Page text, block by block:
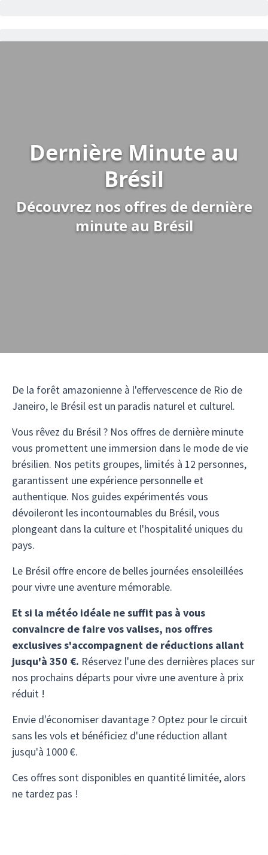
Dernière Minute au
Brésil
Découvrez nos offres de dernière
minute au Brésil
De la forêt amazonienne à l'effervescence de Rio de
Janeiro, le Brésil est un paradis naturel et culturel.
Vous rêvez du Brésil ? Nos offres de dernière minute
vous promettent une immersion dans le mode de vie
brésilien. Nos petits groupes, limités à 12 personnes,
garantissent une expérience personnelle et
authentique. Nos guides expérimentés vous
dévoileront les incontournables du Brésil, vous
plongeant dans la culture et l'hospitalité uniques du
pays.
Le Brésil offre encore de belles journées ensoleillées
pour vivre une aventure mémorable.
Et si la météo idéale ne suffit pas à vous
convaincre de faire vos valises, nos offres
exclusives s'accompagnent de réductions allant
jusqu'à 350 €. Réservez l'une des dernières places sur
nos prochains départs pour vivre une aventure à prix
réduit !
Envie d'économiser davantage ? Optez pour le circuit
sans les vols et bénéficiez d'une réduction allant
jusqu'à 1000 €.
Ces offres sont disponibles en quantité limitée, alors
ne tardez pas !